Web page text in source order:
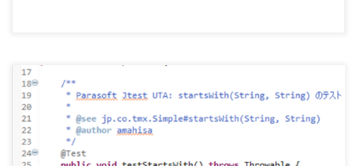
ChatGPTの登場以来AIの業務利用は拡大しており、様々な分野での活用が試みられて